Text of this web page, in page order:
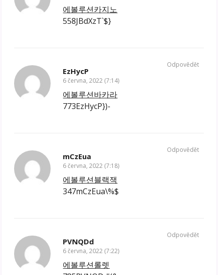
에볼루션카지노
558JBdXzT`$}
EzHycP
6 června, 2022 (7:14)
에볼루션바카라
773EzHycP})-
Odpovědět
mCzEua
6 června, 2022 (7:18)
에볼루션블랙잭
347mCzEua\%$
Odpovědět
PVNQDd
6 června, 2022 (7:22)
에볼루션롤렛
Odpovědět